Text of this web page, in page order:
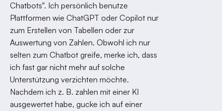
Chatbots". Ich persönlich benutze
Plattformen wie ChatGPT oder Copilot nur
zum Erstellen von Tabellen oder zur
Auswertung von Zahlen. Obwohl ich nur
selten zum Chatbot greife, merke ich, dass
ich fast gar nicht mehr auf solche
Unterstützung verzichten möchte.
Nachdem ich z. B. zahlen mit einer KI
ausgewertet habe, gucke ich auf einer